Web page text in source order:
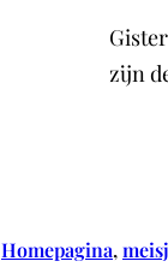
zijn
Homepagina,